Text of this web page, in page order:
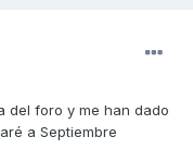
del foro y me han dado
a Septiembre